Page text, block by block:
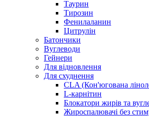
Таурин
Тирозин
Фенилаланин
Цитрулін
Батончики
Вуглеводи
Гейнери
Для відновлення
Для схуднення
CLA (Кон'югована
L-карнітин
Блокатори жирів та
Жироспалювачі без